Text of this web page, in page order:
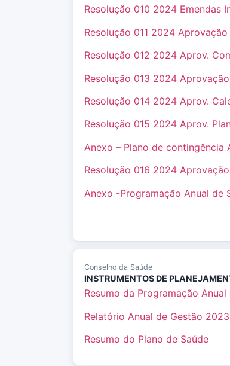
Resolução 010 2024 Emendas
Resolução 011 2024
Resolução 012 2024 Aprov.
Resolução 013 2024
Resolução 014 2024 Aprov.
Resolução 015 2024 Aprov.
Anexo – Plano de contingência
Resolução 016 2024
Anexo -Programação Anual de
Conselho da Saúde
INSTRUMENTOS DE
Resumo da Programação
Relatório Anual de Gestão 2023
Resumo do Plano de Saúde